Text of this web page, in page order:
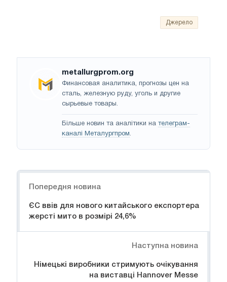
Джерело
metallurgprom.org
Финансовая аналитика, прогнозы цен на
сталь, железную руду, уголь и другие
сырьевые товары.
Більше новин та аналітики на телеграм-
каналі Металургпром.
Попередня новина
ЄС ввів для нового китайського експортера
жерсті мито в розмірі 24,6%
Наступна новина
Німецькі виробники стримують очікування
на виставці Hannover Messe